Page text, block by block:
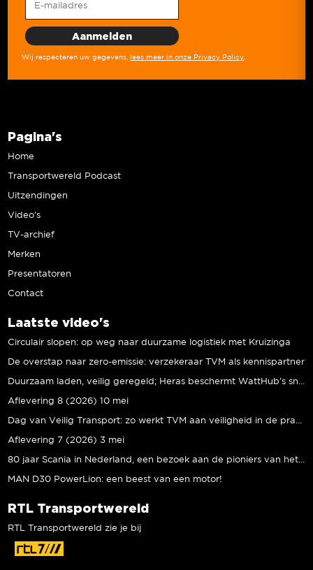
Wij respecteren uw gegevens, lees meer in onze Privacy Policy.
Pagina's
Home
Transportwereld Podcast
Uitzendingen
Video’s
TV-archief
Merken
Presentatoren
Contact
Laatste video's
Circulair slopen: op weg naar duurzame logistiek met Kruizinga
De overstap naar zero-emissie: verzekeraar TVM als kennispartner
Duurzaam laden, veilig geregeld; Heras beschermt WattHub’s snellaadplein
Aflevering 8 (2026) 10 mei
Dag van Veilig Transport: zo werkt TVM aan veiligheid in de praktijk
Aflevering 7 (2026) 3 mei
80 jaar Scania in Nederland, een bezoek aan de pioniers van het eerste uur
MAN D30 PowerLion: een beest van een motor!
RTL Transportwereld
RTL Transportwereld zie je bij